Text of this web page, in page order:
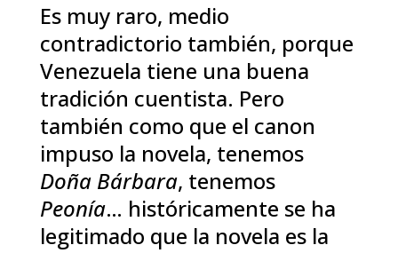
Es muy raro, medio
contradictorio también, porque
Venezuela tiene una buena
tradición cuentista. Pero
también como que el canon
impuso la novela, tenemos
Doña Bárbara, tenemos
Peonía… históricamente se ha
legitimado que la novela es la